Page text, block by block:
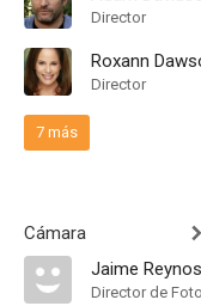
Director
Roxann
Director
7 más
Cámara
Jaime
Director de